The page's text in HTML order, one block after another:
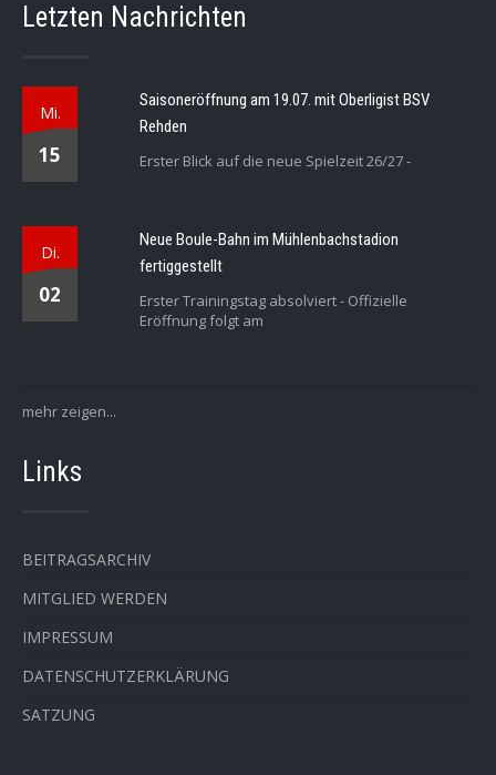
Letzten Nachrichten
Mi.
15
Saisoneröffnung am 19.07. mit Oberligist BSV
Rehden
Erster Blick auf die neue Spielzeit 26/27 -
Di.
02
Neue Boule-Bahn im Mühlenbachstadion
fertiggestellt
Erster Trainingstag absolviert - Offizielle
Eröffnung folgt am
mehr zeigen...
Links
BEITRAGSARCHIV
MITGLIED WERDEN
IMPRESSUM
DATENSCHUTZERKLÄRUNG
SATZUNG